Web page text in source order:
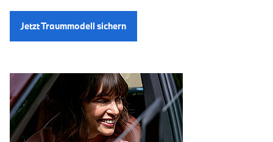
Jetzt Traummodell sichern